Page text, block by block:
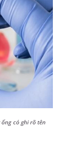
có ghi rõ tên